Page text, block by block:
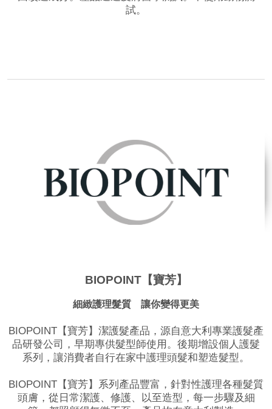
試。
BIOPOINT【寶芳】
細緻護理髮質 讓你變得更美
BIOPOINT【寶芳】潔護髮產品，源自意大利專業護髮產
品研發公司，早期專供髮型師使用。後期增設個人護髮
系列，讓消費者自行在家中護理頭髮和塑造髮型。
BIOPOINT【寶芳】系列產品豐富，針對性護理各種髮質
頭膚，從日常潔護、修護、以至造型，每一步驟及細